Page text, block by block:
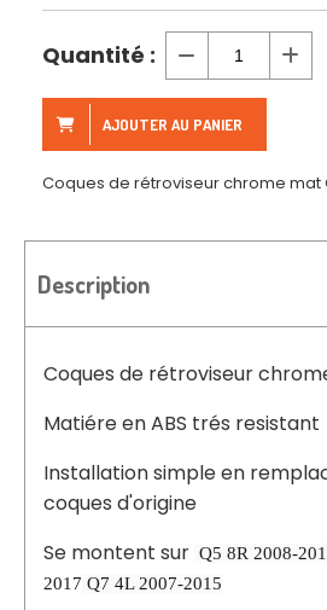
Quantité :
AJOUTER AU PANIER
Coques de rétroviseur chrome mat
Description
Coques de rétroviseur
Matiére en ABS trés resistant
Installation simple en
coques d'origine
Se montent sur Q5 8R 2008-
2017 Q7 4L 2007-2015